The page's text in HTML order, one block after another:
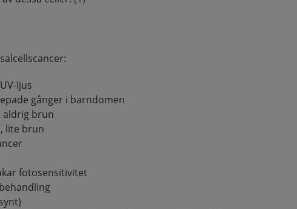
ljus
gånger i barndomen
aldrig brun
lite brun
fotosensitivitet